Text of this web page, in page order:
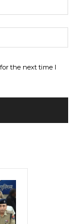
the next time I